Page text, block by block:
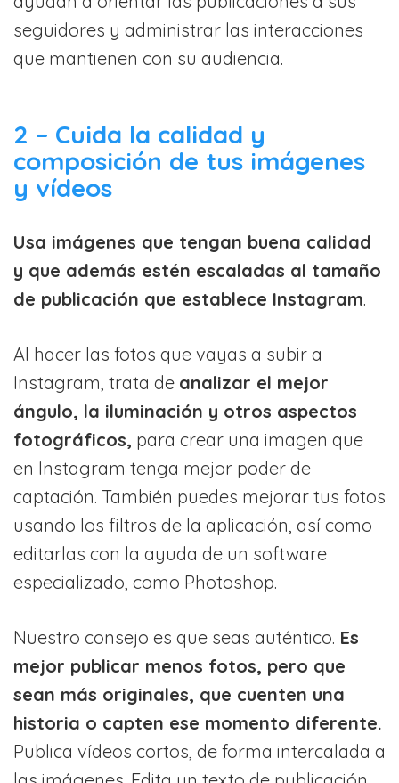
seguidores y administrar las interacciones
que mantienen con su audiencia.
2 – Cuida la calidad y
composición de tus imágenes
y vídeos
Usa imágenes que tengan buena calidad
y que además estén escaladas al tamaño
de publicación que establece Instagram.
Al hacer las fotos que vayas a subir a
Instagram, trata de analizar el mejor
ángulo, la iluminación y otros aspectos
fotográficos, para crear una imagen que
en Instagram tenga mejor poder de
captación. También puedes mejorar tus fotos
usando los filtros de la aplicación, así como
editarlas con la ayuda de un software
especializado, como Photoshop.
Nuestro consejo es que seas auténtico. Es
mejor publicar menos fotos, pero que
sean más originales, que cuenten una
historia o capten ese momento diferente.
Publica vídeos cortos, de forma intercalada a